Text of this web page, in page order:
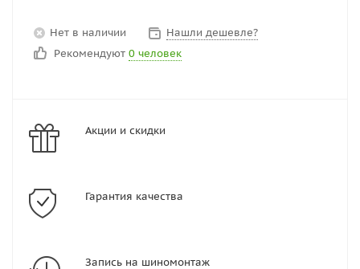
Нет в наличии
Нашли дешевле?
Рекомендуют 0 человек
Акции и скидки
Гарантия качества
Запись на шиномонтаж